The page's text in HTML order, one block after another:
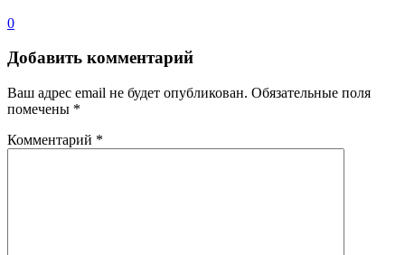
0
Добавить комментарий
Ваш адрес email не будет опубликован. Обязательные поля
помечены *
Комментарий *